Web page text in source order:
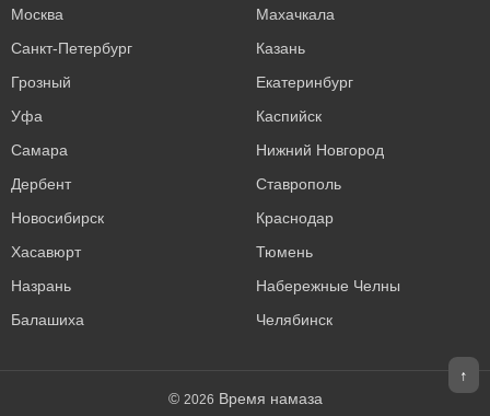
Москва
Махачкала
Санкт-Петербург
Казань
Грозный
Екатеринбург
Уфа
Каспийск
Самара
Нижний Новгород
Дербент
Ставрополь
Новосибирск
Краснодар
Хасавюрт
Тюмень
Назрань
Набережные Челны
Балашиха
Челябинск
© 2026 Время намаза
↑